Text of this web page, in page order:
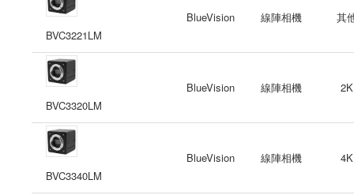
BVC3221LM
BlueVision 線陣相機 其
BVC3320LM
BlueVision 線陣相機 2K
BVC3340LM
BlueVision 線陣相機 4K